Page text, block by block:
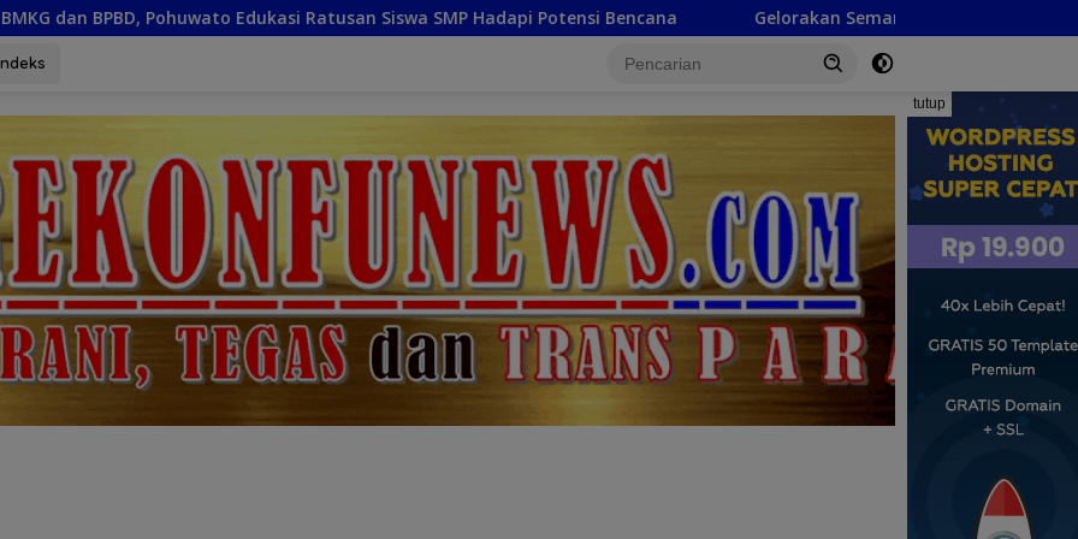
Ratusan Siswa SMP Hadapi Potensi Bencana Gelorakan Semangat Kemerdekaan, Camat Marisa Ajak Warga
tutup